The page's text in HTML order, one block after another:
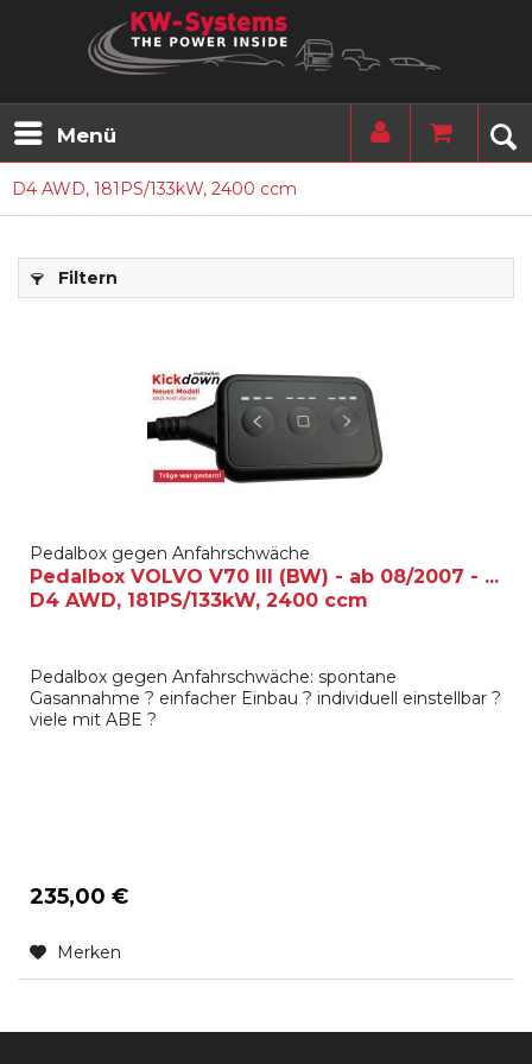
Menü
D4 AWD, 181PS/133kW, 2400 ccm
Filtern
Pedalbox gegen Anfahrschwäche
Pedalbox VOLVO V70 III (BW) - ab 08/2007 - ...
D4 AWD, 181PS/133kW, 2400 ccm
Pedalbox gegen Anfahrschwäche: spontane
Gasannahme ? einfacher Einbau ? individuell einstellbar ?
viele mit ABE ?
235,00 €
Merken